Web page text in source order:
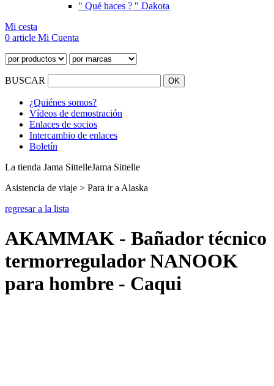
" Qué haces ? " Dakota
Mi cesta
0 article Mi Cuenta
BUSCAR
¿Quiénes somos?
Vídeos de demostración
Enlaces de socios
Intercambio de enlaces
Boletín
La tienda Jama SittelleJama Sittelle
Asistencia de viaje > Para ir a Alaska
regresar a la lista
AKAMMAK - Bañador técnico
termorregulador NANOOK
para hombre - Caqui